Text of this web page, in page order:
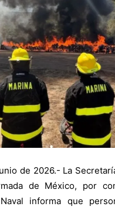
de 2026.- La
de México, por
informa que